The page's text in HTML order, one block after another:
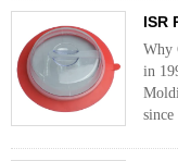
ISR
Why
in